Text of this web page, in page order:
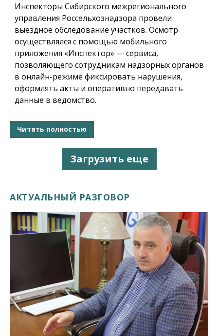
Инспекторы Сибирского межрегионального
управления Россельхознадзора провели
выездное обследование участков. Осмотр
осуществлялся с помощью мобильного
приложения «Инспектор» — сервиса,
позволяющего сотрудникам надзорных органов
в онлайн-режиме фиксировать нарушения,
оформлять акты и оперативно передавать
данные в ведомство.
Читать полностью
Загрузить еще
АКТУАЛЬНЫЙ РАЗГОВОР